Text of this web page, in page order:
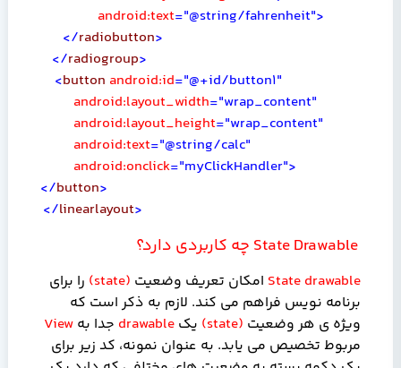
android:text="@string/fahrenheit">
</radiobutton>
</radiogroup>
<button android:id="@+id/button1"
android:layout_width="wrap_content"
android:layout_height="wrap_content"
android:text="@string/calc"
android:onclick="myClickHandler">
</button>
</linearlayout>
State Drawable چه کاربردی دارد؟
State drawable امکان تعریف وضعیت (
state
) را برای
برنامه نویس فراهم می کند. لازم به ذکر است که
ویژه ی هر وضعیت (
state
) یک drawable جدا به View
مربوط تخصیص می یابد. به عنوان نمونه، کد زیر برای